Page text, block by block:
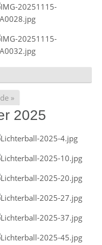
»
2025